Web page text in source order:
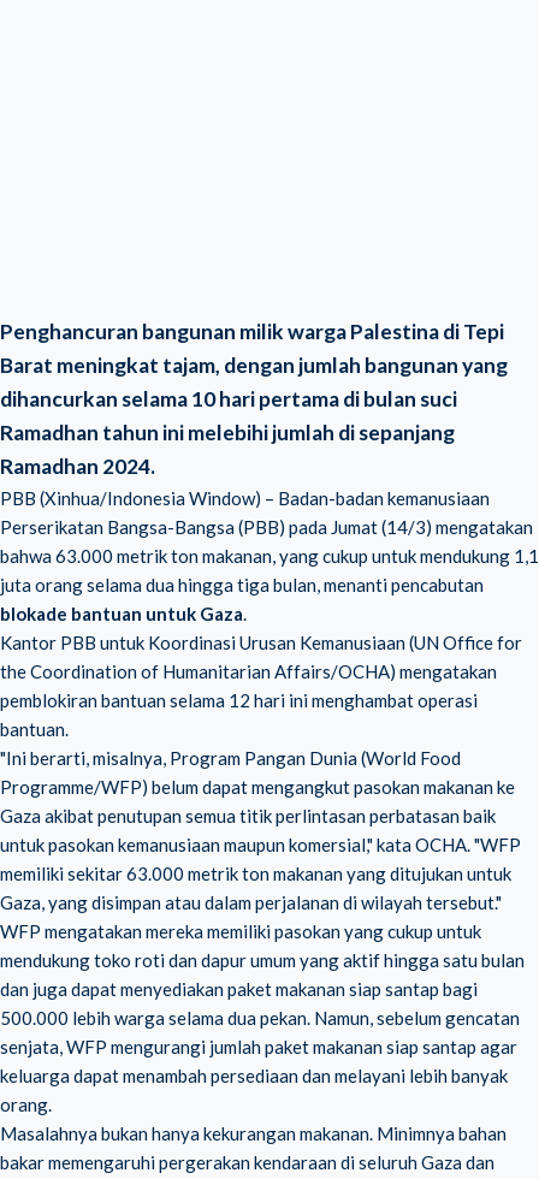
Penghancuran bangunan milik warga Palestina di Tepi
Barat meningkat tajam, dengan jumlah bangunan yang
dihancurkan selama 10 hari pertama di bulan suci
Ramadhan tahun ini melebihi jumlah di sepanjang
Ramadhan 2024.
PBB (Xinhua/Indonesia Window) – Badan-badan kemanusiaan
Perserikatan Bangsa-Bangsa (PBB) pada Jumat (14/3) mengatakan
bahwa 63.000 metrik ton makanan, yang cukup untuk mendukung 1,1
juta orang selama dua hingga tiga bulan, menanti pencabutan
blokade bantuan untuk Gaza.
Kantor PBB untuk Koordinasi Urusan Kemanusiaan (UN Office for
the Coordination of Humanitarian Affairs/OCHA) mengatakan
pemblokiran bantuan selama 12 hari ini menghambat operasi
bantuan.
"Ini berarti, misalnya, Program Pangan Dunia (World Food
Programme/WFP) belum dapat mengangkut pasokan makanan ke
Gaza akibat penutupan semua titik perlintasan perbatasan baik
untuk pasokan kemanusiaan maupun komersial," kata OCHA. "WFP
memiliki sekitar 63.000 metrik ton makanan yang ditujukan untuk
Gaza, yang disimpan atau dalam perjalanan di wilayah tersebut."
WFP mengatakan mereka memiliki pasokan yang cukup untuk
mendukung toko roti dan dapur umum yang aktif hingga satu bulan
dan juga dapat menyediakan paket makanan siap santap bagi
500.000 lebih warga selama dua pekan. Namun, sebelum gencatan
senjata, WFP mengurangi jumlah paket makanan siap santap agar
keluarga dapat menambah persediaan dan melayani lebih banyak
orang.
Masalahnya bukan hanya kekurangan makanan. Minimnya bahan
bakar memengaruhi pergerakan kendaraan di seluruh Gaza dan